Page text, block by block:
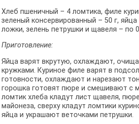
Хлеб пшеничный – 4 ломтика, филе
зеленый консервированный – 50 г,
ложки, зелень петрушки и щавеля – по
Приготовление:
Яйца варят вкрутую, охлаждают,
кружками. Куриное филе варят в
готовности, охлаждают и нарезают
горошка готовят пюре и смешивают с
ломтик хлеба кладут лист щавеля,
майонеза, сверху кладут ломтики
яйца и украшают веточками петрушки.